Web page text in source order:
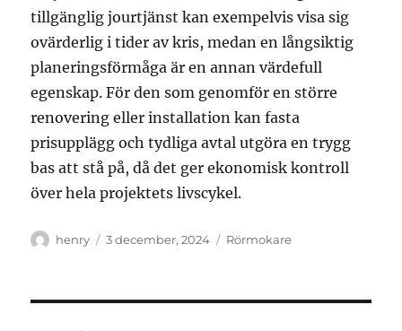
tillgänglig jourtjänst kan exempelvis visa sig
ovärderlig i tider av kris, medan en långsiktig
planeringsförmåga är en annan värdefull
egenskap. För den som genomför en större
renovering eller installation kan fasta
prisupplägg och tydliga avtal utgöra en trygg
bas att stå på, då det ger ekonomisk kontroll
över hela projektets livscykel.
Författare
henry
Publicerat
3 december, 2024 Kategorier
Rörmokare